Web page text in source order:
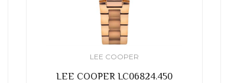
LEE COOPER
LEE COOPER LC06824.450